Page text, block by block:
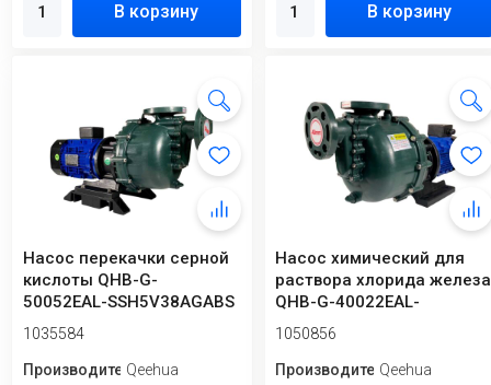
В корзину В корзину
Насос перекачки серной
кислоты QHB-G-
50052EAL-SSH5V38AGABS
GFRPP, 642L/min, 2...
1035584
ПроизводительQeehua
Насос химический для
раствора хлорида железа
QHB-G-40022EAL-
SSH5V38AGABS GFRP...
1050856
ПроизводительQeehua